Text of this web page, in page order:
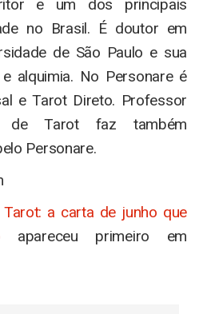
e um dos principais
no Brasil. É doutor em
de São Paulo e sua
alquimia. No Personare é
e Tarot Direto. Professor
de Tarot faz também
Personare.
Tarot: a carta de junho que
apareceu primeiro em